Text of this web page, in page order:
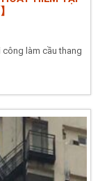
làm cầu thang